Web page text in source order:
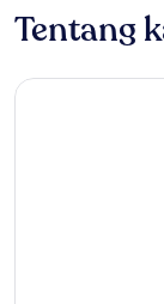
Tentang